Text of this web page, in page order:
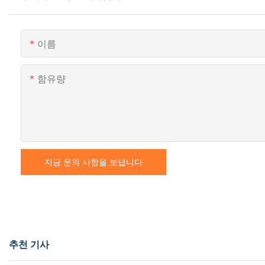
이름
함유량
지금 문의 사항을 보냅니다
추천 기사